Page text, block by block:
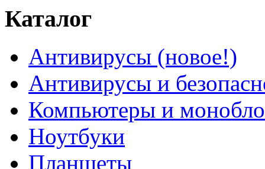
Каталог
Антивирусы (новое!)
Антивирусы и
Компьютеры и
Ноутбуки
Планшеты